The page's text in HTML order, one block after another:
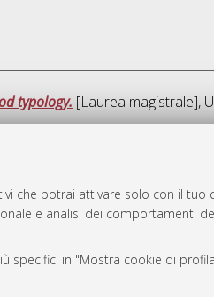
che potrai attivare solo con il tuo
e analisi dei comportamenti
specifici in "Mostra cookie di
typology. [Laurea magistrale],
e' stata generata il Fri Aug